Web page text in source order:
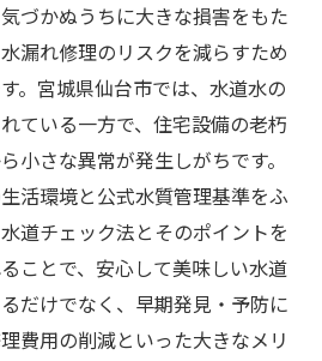
づかぬうちに大きな損害をもた
漏れ修理のリスクを減らすため
。宮城県仙台市では、水道水の
ている一方で、住宅設備の老朽
小さな異常が発生しがちです。
活環境と公式水質管理基準をふ
道チェック法とそのポイントを
ことで、安心して美味しい水道
だけでなく、早期発見・予防に
費用の削減といった大きなメリ